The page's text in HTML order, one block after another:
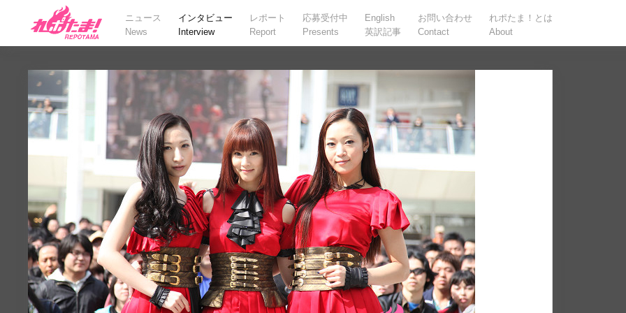
ニュース
News
インタビュー
Interview
レポート
Report
応募受付中
Presents
English
英訳記事
お問い合わせ
Contact
れポたま！とは
About